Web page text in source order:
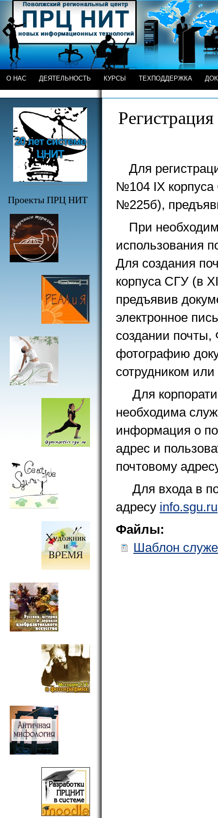
О НАС ДЕЯТЕЛЬНОСТЬ КУРСЫ ТЕХПОДДЕРЖКА
Проекты ПРЦ НИТ
Для
№104 IX корпуса
№225б),
При
использования
Для создания
корпуса СГУ (в
предъявив
электронное
создании
фотографию
сотрудником
Для
необходима
информация о
адрес и
почтовому
Для входа в
адресу info.sgu.ru
Файлы:
Шаблон